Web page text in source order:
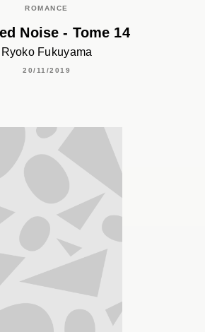
ROMANCE
Noise - Tome 14
Ryoko Fukuyama
20/11/2019